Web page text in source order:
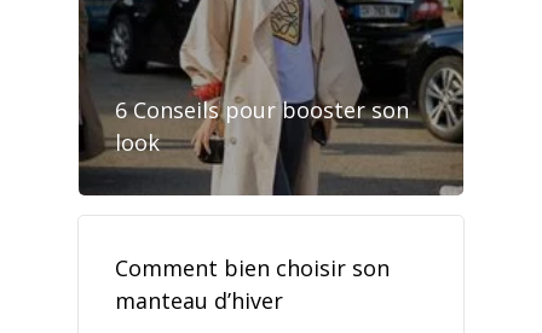
6 Conseils pour booster son
look
Comment bien choisir son
manteau d’hiver